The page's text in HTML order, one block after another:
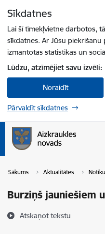
Sīkdatnes
Lai šī tīmekļvietne darbotos,
sīkdatnes. Ar Jūsu
izmantotas statistikas un
Lūdzu, atzīmējiet savu izvēli:
Noraidīt
Pārvaldīt sīkdatnes
Sākums Aktualitātes
Burziņš jauniešiem
Atskaņot tekstu